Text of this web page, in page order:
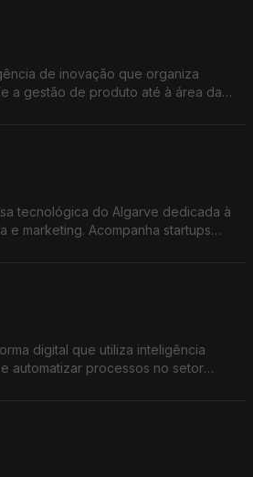
de inovação que organiza
a gestão de produto até à área da
tecnológica do Algarve dedicada à
e marketing. Acompanha startups
digital que utiliza inteligência
automatizar processos no setor